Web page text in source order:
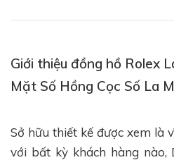
Giới thiệu đồng hồ Rolex
Mặt Số Hồng Cọc Số La
Sở hữu thiết kế được xem là
với bất kỳ khách hàng nào,